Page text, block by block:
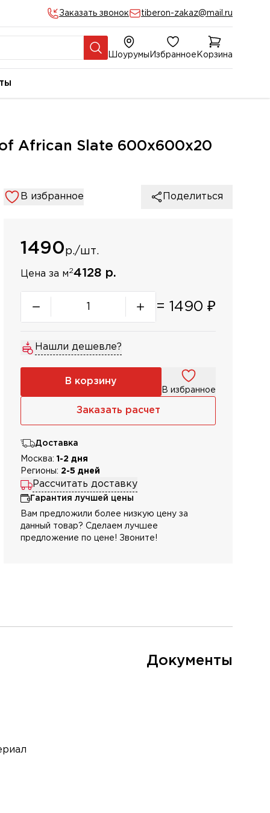
Заказать звонок tiberon-zakaz@mail.ru
Шоурумы Избранное Корзина
African Slate 600x600х20
В избранное Поделиться
1490р./шт.
Цена за м24128 р.
= 1490 ₽
Нашли дешевле?
В корзину
В избранное
Заказать расчет
Доставка
Москва: 1-2 дня
Регионы: 2-5 дней
Рассчитать доставку
Гарантия лучшей цены
Вам предложили более низкую цену за
данный товар? Сделаем лучшее
предложение по цене! Звоните!
Документы